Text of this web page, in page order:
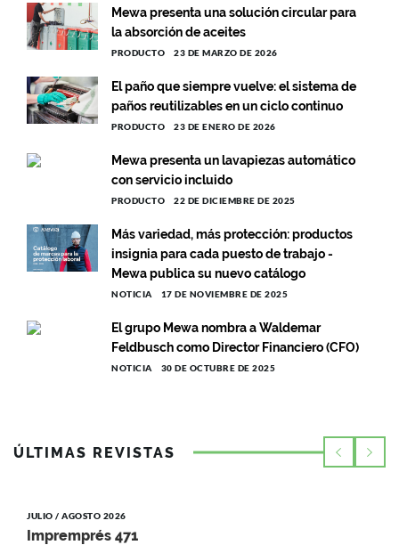
Mewa presenta una solución circular para
la absorción de aceites
PRODUCTO 23 DE MARZO DE 2026
El paño que siempre vuelve: el sistema de
paños reutilizables en un ciclo continuo
PRODUCTO 23 DE ENERO DE 2026
Mewa presenta un lavapiezas automático
con servicio incluido
PRODUCTO 22 DE DICIEMBRE DE 2025
Más variedad, más protección: productos
insignia para cada puesto de trabajo -
Mewa publica su nuevo catálogo
NOTICIA 17 DE NOVIEMBRE DE 2025
El grupo Mewa nombra a Waldemar
Feldbusch como Director Financiero (CFO)
NOTICIA 30 DE OCTUBRE DE 2025
ÚLTIMAS REVISTAS
JULIO / AGOSTO 2026
Impremprés 471